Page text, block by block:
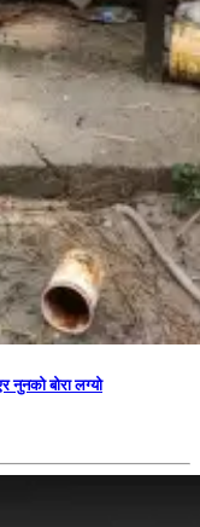
नुनको बोरा लग्यो